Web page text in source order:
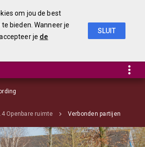
Openbare ruimte Verbonden partijen
om jou de best
bieden. Wanneer je
je de
SLUIT